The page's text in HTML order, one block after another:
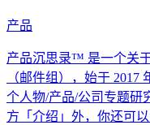
产品
产品沉思录™ 是一个关
（邮件组），始于 2017
个人物/产品/公司专题研
方「介绍」外，你还可以